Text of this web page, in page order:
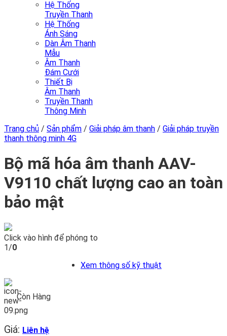
Hệ Thống
Truyền Thanh
Hệ Thống
Ánh Sáng
Dàn Âm Thanh
Mẫu
Âm Thanh
Đám Cưới
Thiết Bị
Âm Thanh
Truyền Thanh
Thông Minh
Trang chủ / Sản phẩm / Giải pháp âm thanh / Giải pháp truyền
thanh thông minh 4G
Bộ mã hóa âm thanh AAV-
V9110 chất lượng cao an toàn
bảo mật
Click vào hình để phóng to
1/0
Xem thông số kỹ thuật
Còn Hàng
Giá: Liên hệ